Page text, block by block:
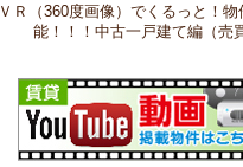
ＶＲ（360度画像）でくるっと！物
能！！！中古一戸建て編（売買